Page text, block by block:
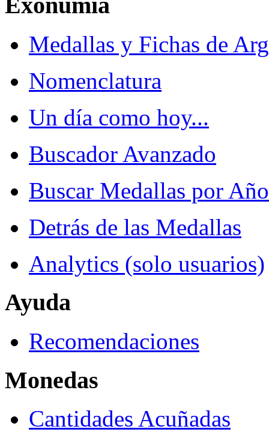
Medallas y Fichas de
Nomenclatura
Un día como hoy...
Buscador Avanzado
Buscar Medallas por Año
Detrás de las Medallas
Analytics (solo usuarios)
Ayuda
Recomendaciones
Monedas
Cantidades Acuñadas